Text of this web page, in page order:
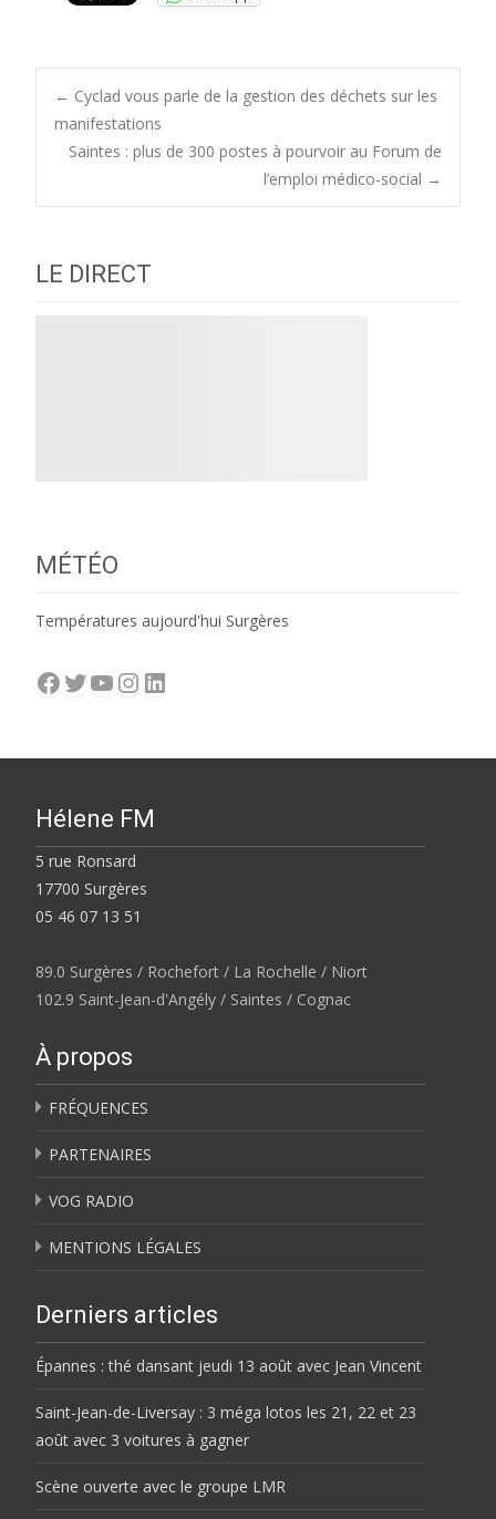
Post
navigation
← Cyclad vous parle de la gestion des déchets sur les
manifestations
Saintes : plus de 300 postes à pourvoir au Forum de
l’emploi médico-social →
LE DIRECT
MÉTÉO
Températures aujourd'hui Surgères
Facebook
Twitter
YouTube
Instagram
LinkedIn
Hélene FM
5 rue Ronsard
17700 Surgères
05 46 07 13 51
89.0 Surgères / Rochefort / La Rochelle / Niort
102.9 Saint-Jean-d'Angély / Saintes / Cognac
À propos
FRÉQUENCES
PARTENAIRES
VOG RADIO
MENTIONS LÉGALES
Derniers articles
Épannes : thé dansant jeudi 13 août avec Jean Vincent
Saint-Jean-de-Liversay : 3 méga lotos les 21, 22 et 23
août avec 3 voitures à gagner
Scène ouverte avec le groupe LMR